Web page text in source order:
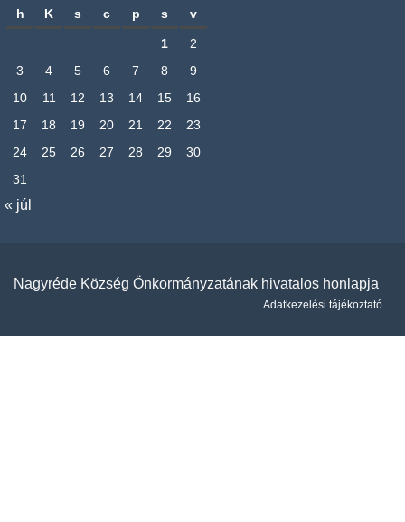
h K s c p s v
1
2
3
4 5 6 7 8
9
10
11 12 13 14 15
16
17
18 19 20 21 22
23
24
25 26 27 28 29
30
31
« júl
Nagyréde Község Önkormányzatának hivatalos honlapja
Adatkezelési tájékoztató